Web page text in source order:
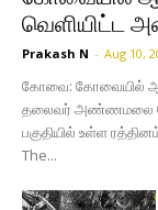
வெளியிட்ட
Prakash N - Aug 10,
கோவை: கோவையில்
தலைவர் அண்ணமலை
பகுதியில் உள்ள
The...